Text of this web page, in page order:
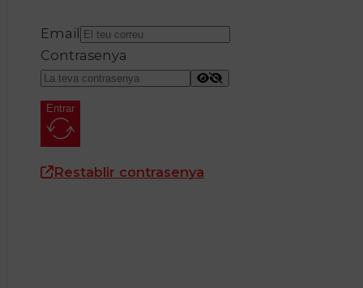
Email
Contrasenya
Entrar
Restablir contrasenya